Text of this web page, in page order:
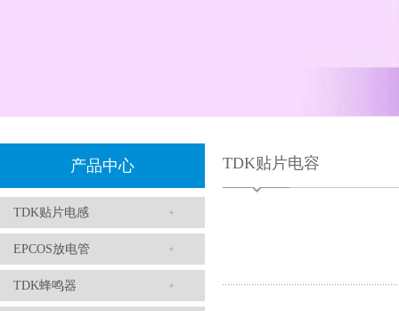
产品中心
TDK贴片电感
EPCOS放电管
TDK蜂鸣器
TDK贴片电容